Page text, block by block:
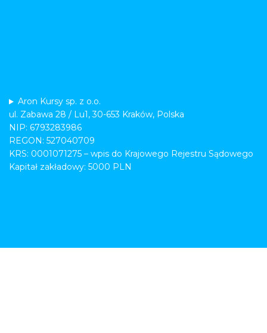
Aron Kursy sp. z o.o.
ul. Zabawa 28 / Lu1, 30-653 Kraków, Polska
NIP: 6793283986
REGON: 527040709
KRS: 0001071275 – wpis do Krajowego Rejestru Sądowego
Kapitał zakładowy: 5000 PLN